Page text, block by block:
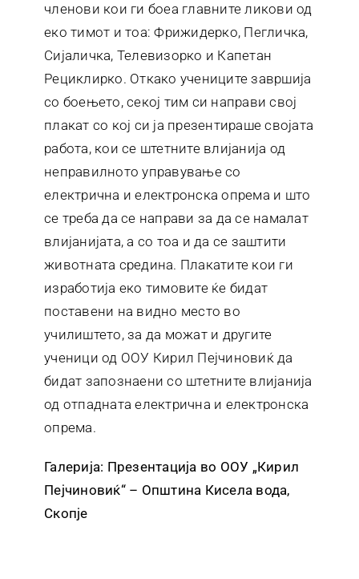
членови кои ги боеа главните ликови од
еко тимот и тоа: Фрижидерко, Пегличка,
Сијаличка, Телевизорко и Капетан
Рециклирко. Откако учениците завршија
со боењето, секој тим си направи свој
плакат со кој си ја презентираше својата
работа, кои се штетните влијанија од
неправилното управување со
електрична и електронска опрема и што
се треба да се направи за да се намалат
влијанијата, а со тоа и да се заштити
животната средина. Плакатите кои ги
изработија еко тимовите ќе бидат
поставени на видно место во
училиштето, за да можат и другите
ученици од ООУ Кирил Пејчиновиќ да
бидат запознаени со штетните влијанија
од отпадната електрична и електронска
опрема.
Галерија: Презентација во ООУ „Кирил
Пејчиновиќ“ – Општина Кисела вода,
Скопје